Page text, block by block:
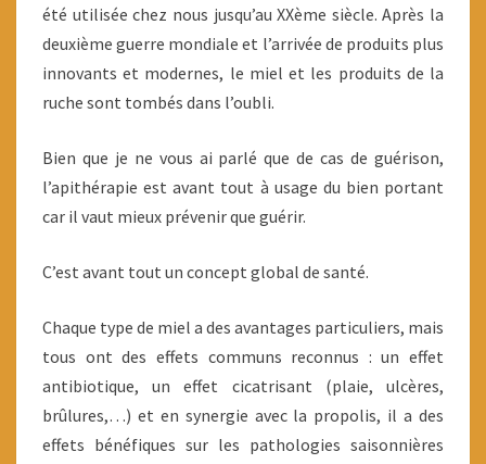
été utilisée chez nous jusqu’au XXème siècle. Après la
deuxième guerre mondiale et l’arrivée de produits plus
innovants et modernes, le miel et les produits de la
ruche sont tombés dans l’oubli.
Bien que je ne vous ai parlé que de cas de guérison,
l’apithérapie est avant tout à usage du bien portant
car il vaut mieux prévenir que guérir.
C’est avant tout un concept global de santé.
Chaque type de miel a des avantages particuliers, mais
tous ont des effets communs reconnus : un effet
antibiotique, un effet cicatrisant (plaie, ulcères,
brûlures,…) et en synergie avec la propolis, il a des
effets bénéfiques sur les pathologies saisonnières